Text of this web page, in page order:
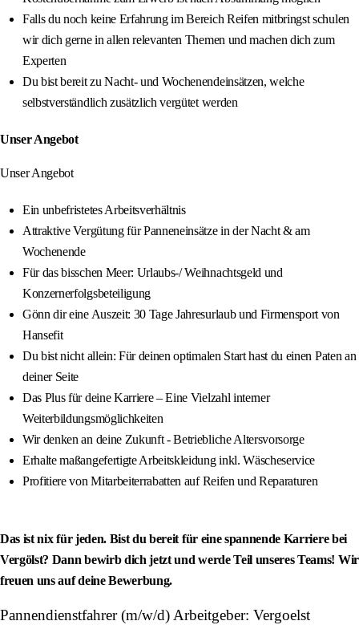
Falls du noch keine Erfahrung im Bereich Reifen mitbringst schulen
wir dich gerne in allen relevanten Themen und machen dich zum
Experten
Du bist bereit zu Nacht- und Wochenendeinsätzen, welche
selbstverständlich zusätzlich vergütet werden
Unser Angebot
Unser Angebot
Ein unbefristetes Arbeitsverhältnis
Attraktive Vergütung für Panneneinsätze in der Nacht & am
Wochenende
Für das bisschen Meer: Urlaubs-/ Weihnachtsgeld und
Konzernerfolgsbeteiligung
Gönn dir eine Auszeit: 30 Tage Jahresurlaub und Firmensport von
Hansefit
Du bist nicht allein: Für deinen optimalen Start hast du einen Paten an
deiner Seite
Das Plus für deine Karriere – Eine Vielzahl interner
Weiterbildungsmöglichkeiten
Wir denken an deine Zukunft - Betriebliche Altersvorsorge
Erhalte maßangefertigte Arbeitskleidung inkl. Wäscheservice
Profitiere von Mitarbeiterrabatten auf Reifen und Reparaturen
Das ist nix für jeden. Bist du bereit für eine spannende Karriere bei
Vergölst? Dann bewirb dich jetzt und werde Teil unseres Teams! Wir
freuen uns auf deine Bewerbung.
Pannendienstfahrer (m/w/d) Arbeitgeber: Vergoelst